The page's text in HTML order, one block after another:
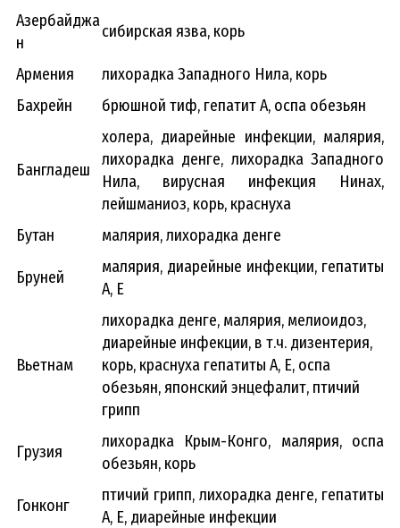
Азербайджа
н
сибирская язва, корь
Армения
лихорадка Западного Нила, корь
Бахрейн
брюшной тиф, гепатит А, оспа обезьян
Бангладеш
холера, диарейные инфекции, малярия,
лихорадка денге, лихорадка Западного
Нила, вирусная инфекция Нинах,
лейшманиоз, корь, краснуха
Бутан
малярия, лихорадка денге
Бруней
малярия, диарейные инфекции, гепатиты
А, Е
Вьетнам
лихорадка денге, малярия, мелиоидоз,
диарейные инфекции, в т.ч. дизентерия,
корь, краснуха гепатиты А, Е, оспа
обезьян, японский энцефалит, птичий
грипп
Грузия
лихорадка Крым-Конго, малярия, оспа
обезьян, корь
Гонконг
птичий грипп, лихорадка денге, гепатиты
А, Е, диарейные инфекции